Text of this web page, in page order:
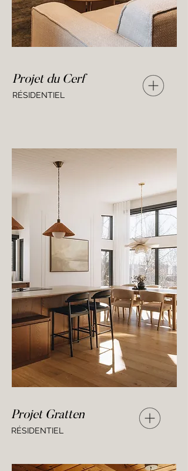
Projet du Cerf
RÉSIDENTIEL
Projet Gratten
RÉSIDENTIEL